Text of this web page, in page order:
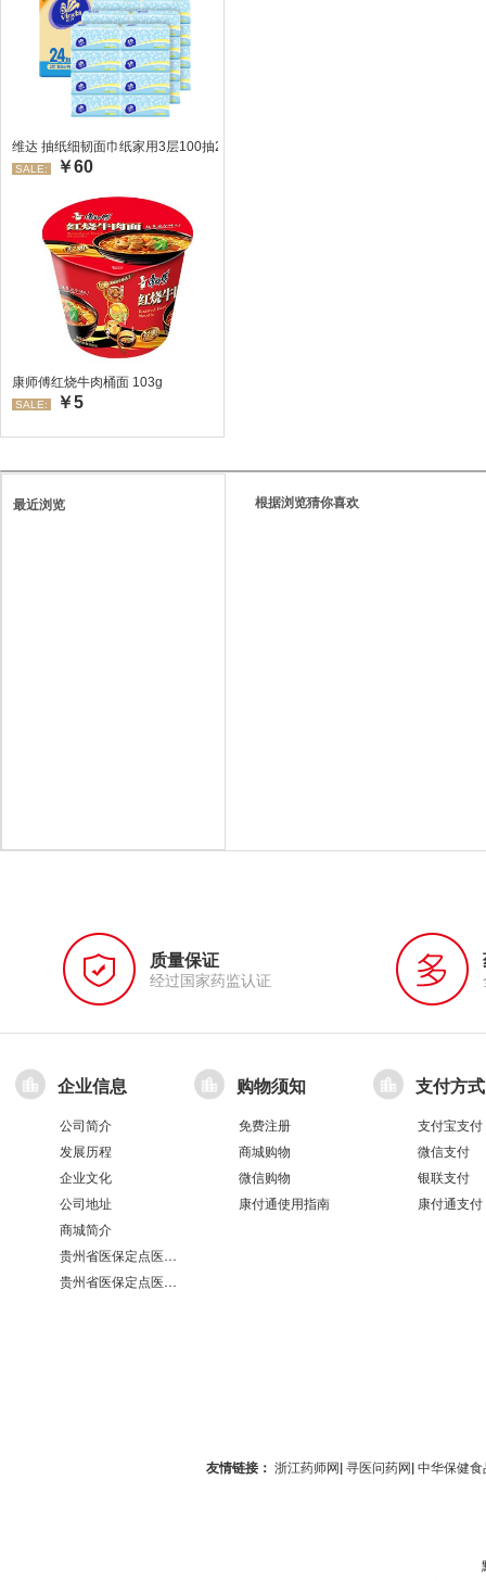
维达 抽纸细韧面巾纸家用3层100抽24包/箱 超值装 偏远地区不发货偏远地区:(含
SALE: ￥60
康师傅红烧牛肉桶面 103g
SALE: ￥5
最近浏览 根据浏览猜你喜欢
质量保证
经过国家药监认证
企业信息
公司简介
发展历程
企业文化
公司地址
商城简介
贵州省医保定点医疗机构医保服务情况表（第551分店）
贵州省医保定点医疗机构医保服务情况表（第100分店）
购物须知
免费注册
商城购物
微信购物
康付通使用指南
支付方式
支付宝支付
微信支付
银联支付
康付通支付
友情链接： 浙江药师网| 寻医问药网| 中华保健食